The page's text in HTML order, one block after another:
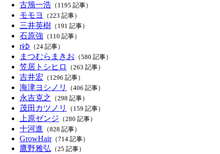
古籏一浩 （1195 記事）
モモヨ （223 記事）
三井英樹 （191 記事）
石原強 （110 記事）
rゆ （24 記事）
まつむらまきお （580 記事）
笠居トシヒロ （263 記事）
吉井宏 （1296 記事）
海津ヨシノリ （406 記事）
永吉克之 （298 記事）
茂田カツノリ （159 記事）
上原ゼンジ （280 記事）
十河進 （828 記事）
GrowHair（714 記事）
鷹野雅弘 （25 記事）